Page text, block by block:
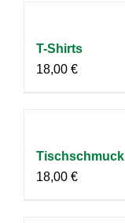
T-Shirts
18,00 €
Tischschmuck
18,00 €